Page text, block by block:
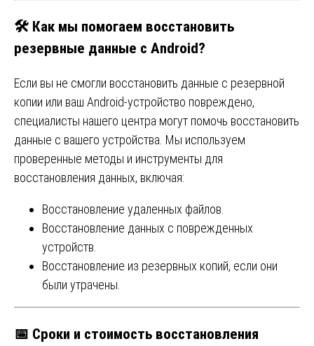
🛠 Как мы помогаем восстановить
резервные данные с Android?
Если вы не смогли восстановить данные с резервной
копии или ваш Android-устройство повреждено,
специалисты нашего центра могут помочь восстановить
данные с вашего устройства. Мы используем
проверенные методы и инструменты для
восстановления данных, включая:
Восстановление удаленных файлов.
Восстановление данных с поврежденных
устройств.
Восстановление из резервных копий, если они
были утрачены.
📅 Сроки и стоимость восстановления